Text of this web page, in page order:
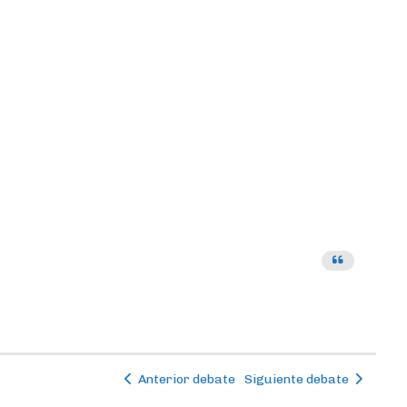
Anterior debate Siguiente debate